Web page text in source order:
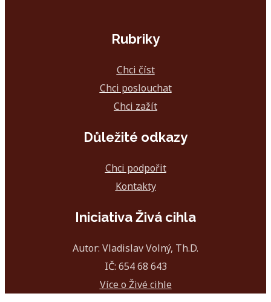
Rubriky
Chci číst
Chci poslouchat
Chci zažít
Důležité odkazy
Chci podpořit
Kontakty
Iniciativa Živá cihla
Autor: Vladislav Volný, Th.D.
IČ: 654 68 643
Více o Živé cihle